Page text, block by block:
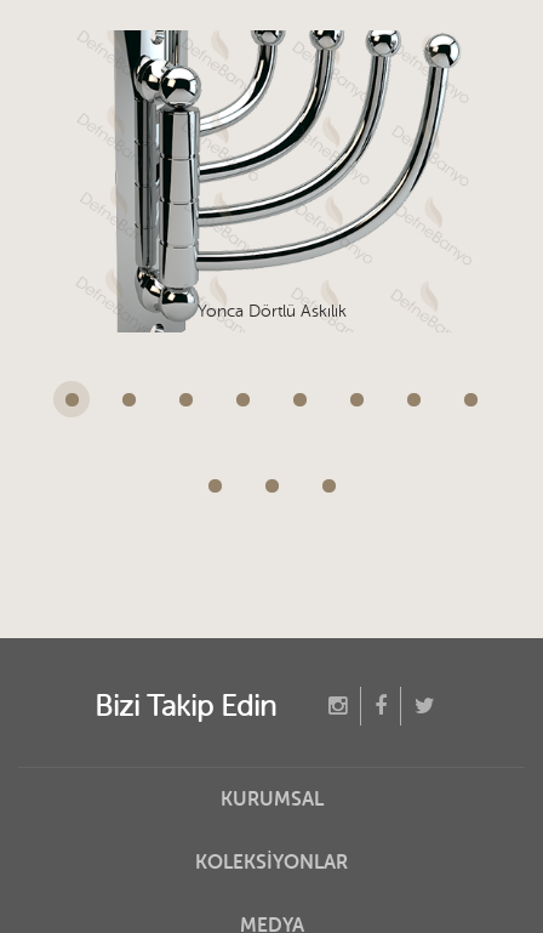
Yonca Dörtlü Askılık
Bizi Takip Edin
KURUMSAL
KOLEKSİYONLAR
MEDYA